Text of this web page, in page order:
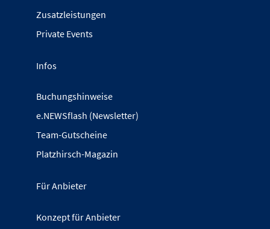
Zusatzleistungen
Private Events
Infos
Buchungshinweise
e.NEWSflash (Newsletter)
Team-Gutscheine
Platzhirsch-Magazin
Für Anbieter
Konzept für Anbieter